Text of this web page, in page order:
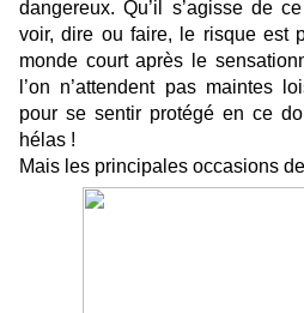
dangereux. Qu’il s’agisse de
voir, dire ou faire, le risque est
monde court après le
l’on n’attendent pas maintes
pour se sentir protégé en ce
hélas !
Mais les principales occasions